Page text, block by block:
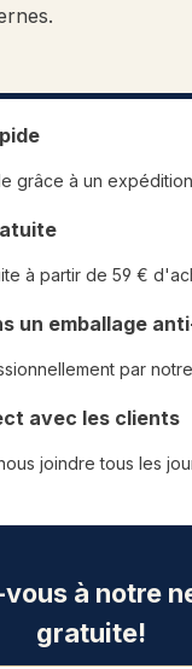
grâce à un
à partir de 59 €
un emballage
par
avec les clients
joindre tous les
à notre
gratuite!